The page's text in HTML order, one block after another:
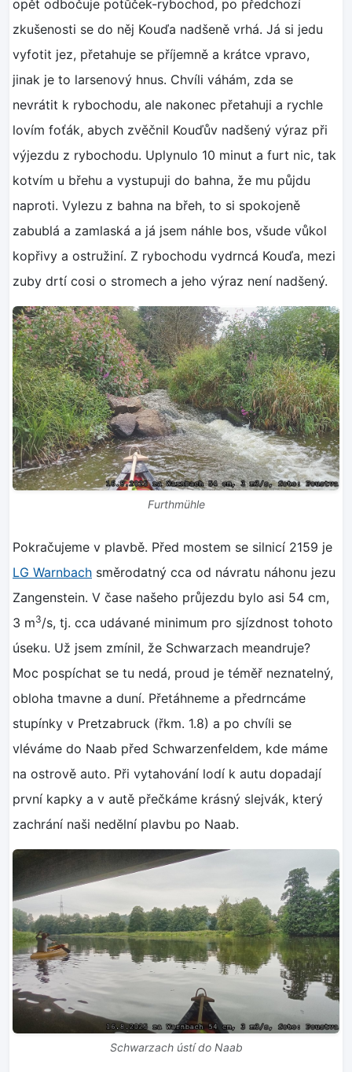
opět odbočuje potůček-rybochod, po předchozí
zkušenosti se do něj Kouďa nadšeně vrhá. Já si jedu
vyfotit jez, přetahuje se příjemně a krátce vpravo,
jinak je to larsenový hnus. Chvíli váhám, zda se
nevrátit k rybochodu, ale nakonec přetahuji a rychle
lovím foťák, abych zvěčnil Kouďův nadšený výraz při
výjezdu z rybochodu. Uplynulo 10 minut a furt nic, tak
kotvím u břehu a vystupuji do bahna, že mu půjdu
naproti. Vylezu z bahna na břeh, to si spokojeně
zabublá a zamlaská a já jsem náhle bos, všude vůkol
kopřivy a ostružiní. Z rybochodu vydrncá Kouďa, mezi
zuby drtí cosi o stromech a jeho výraz není nadšený.
Furthmühle
Pokračujeme v plavbě. Před mostem se silnicí 2159 je
LG Warnbach směrodatný cca od návratu náhonu jezu
Zangenstein. V čase našeho průjezdu bylo asi 54 cm,
3 m3/s, tj. cca udávané minimum pro sjízdnost tohoto
úseku. Už jsem zmínil, že Schwarzach meandruje?
Moc pospíchat se tu nedá, proud je téměř neznatelný,
obloha tmavne a duní. Přetáhneme a předrncáme
stupínky v Pretzabruck (řkm. 1.8) a po chvíli se
vléváme do Naab před Schwarzenfeldem, kde máme
na ostrově auto. Při vytahování lodí k autu dopadají
první kapky a v autě přečkáme krásný slejvák, který
zachrání naši nedělní plavbu po Naab.
Schwarzach ústí do Naab